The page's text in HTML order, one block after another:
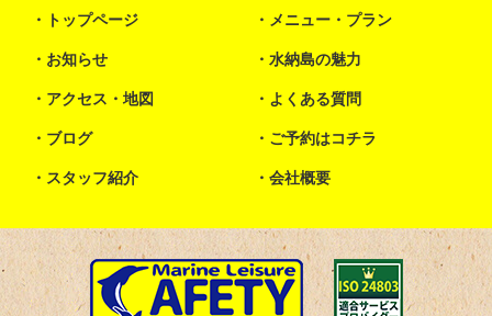
トップページ メニュー・プラン
お知らせ 水納島の魅力
アクセス・地図 よくある質問
ブログ ご予約はコチラ
スタッフ紹介 会社概要